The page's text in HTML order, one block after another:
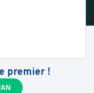
premier !